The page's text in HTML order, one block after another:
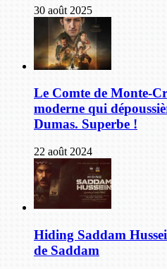
30 août 2025
Le Comte de Monte-
moderne qui
Dumas. Superbe !
22 août 2024
Hiding Saddam
de Saddam